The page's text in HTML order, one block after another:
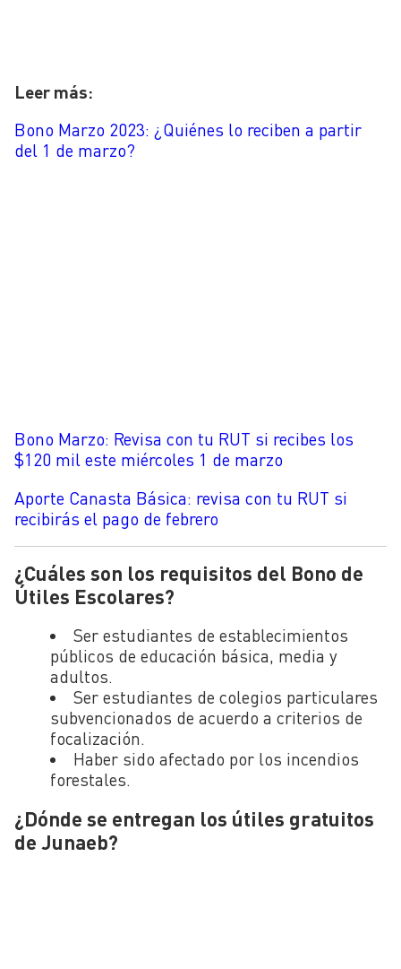
Leer más:
Bono Marzo 2023: ¿Quiénes lo reciben a partir
del 1 de marzo?
Bono Marzo: Revisa con tu RUT si recibes los
$120 mil este miércoles 1 de marzo
Aporte Canasta Básica: revisa con tu RUT si
recibirás el pago de febrero
¿Cuáles son los requisitos del Bono de
Útiles Escolares?
Ser estudiantes de establecimientos
públicos de educación básica, media y
adultos.
Ser estudiantes de colegios particulares
subvencionados de acuerdo a criterios de
focalización.
Haber sido afectado por los incendios
forestales.
¿Dónde se entregan los útiles gratuitos
de Junaeb?